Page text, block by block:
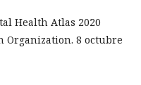
Health Atlas 2020
Organization. 8 octubre